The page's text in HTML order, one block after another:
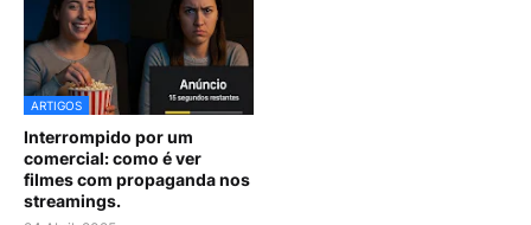
ARTIGOS
Interrompido por um
comercial: como é ver
filmes com propaganda nos
streamings.